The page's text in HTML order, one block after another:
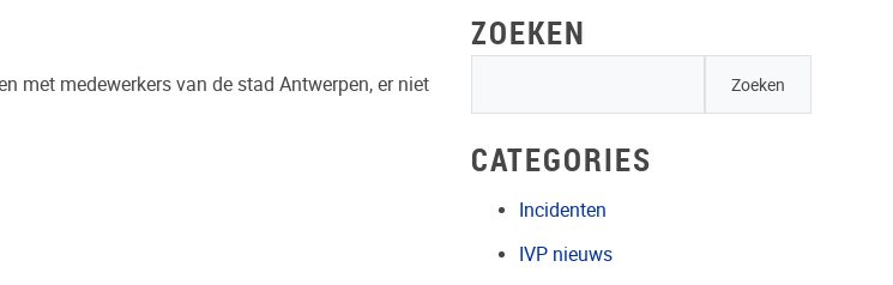
met medewerkers van de stad Antwerpen, er niet
ZOEKEN
CATEGORIES
Incidenten
IVP nieuws